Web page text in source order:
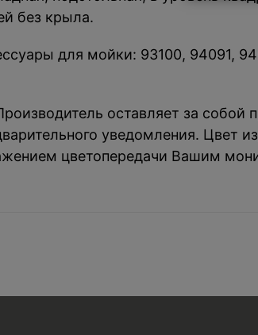
без крыла.
для мойки: 93100, 94091,
оставляет за собой
уведомления. Цвет
цветопередачи Вашим